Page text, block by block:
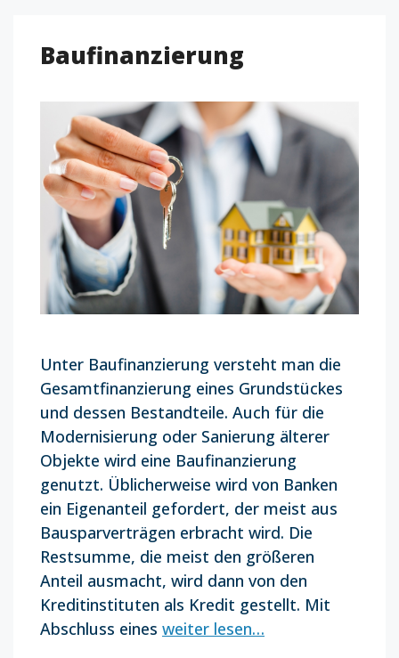
Baufinanzierung
Unter Baufinanzierung versteht man die
Gesamtfinanzierung eines Grundstückes
und dessen Bestandteile. Auch für die
Modernisierung oder Sanierung älterer
Objekte wird eine Baufinanzierung
genutzt. Üblicherweise wird von Banken
ein Eigenanteil gefordert, der meist aus
Bausparverträgen erbracht wird. Die
Restsumme, die meist den größeren
Anteil ausmacht, wird dann von den
Kreditinstituten als Kredit gestellt. Mit
Abschluss eines weiter lesen…